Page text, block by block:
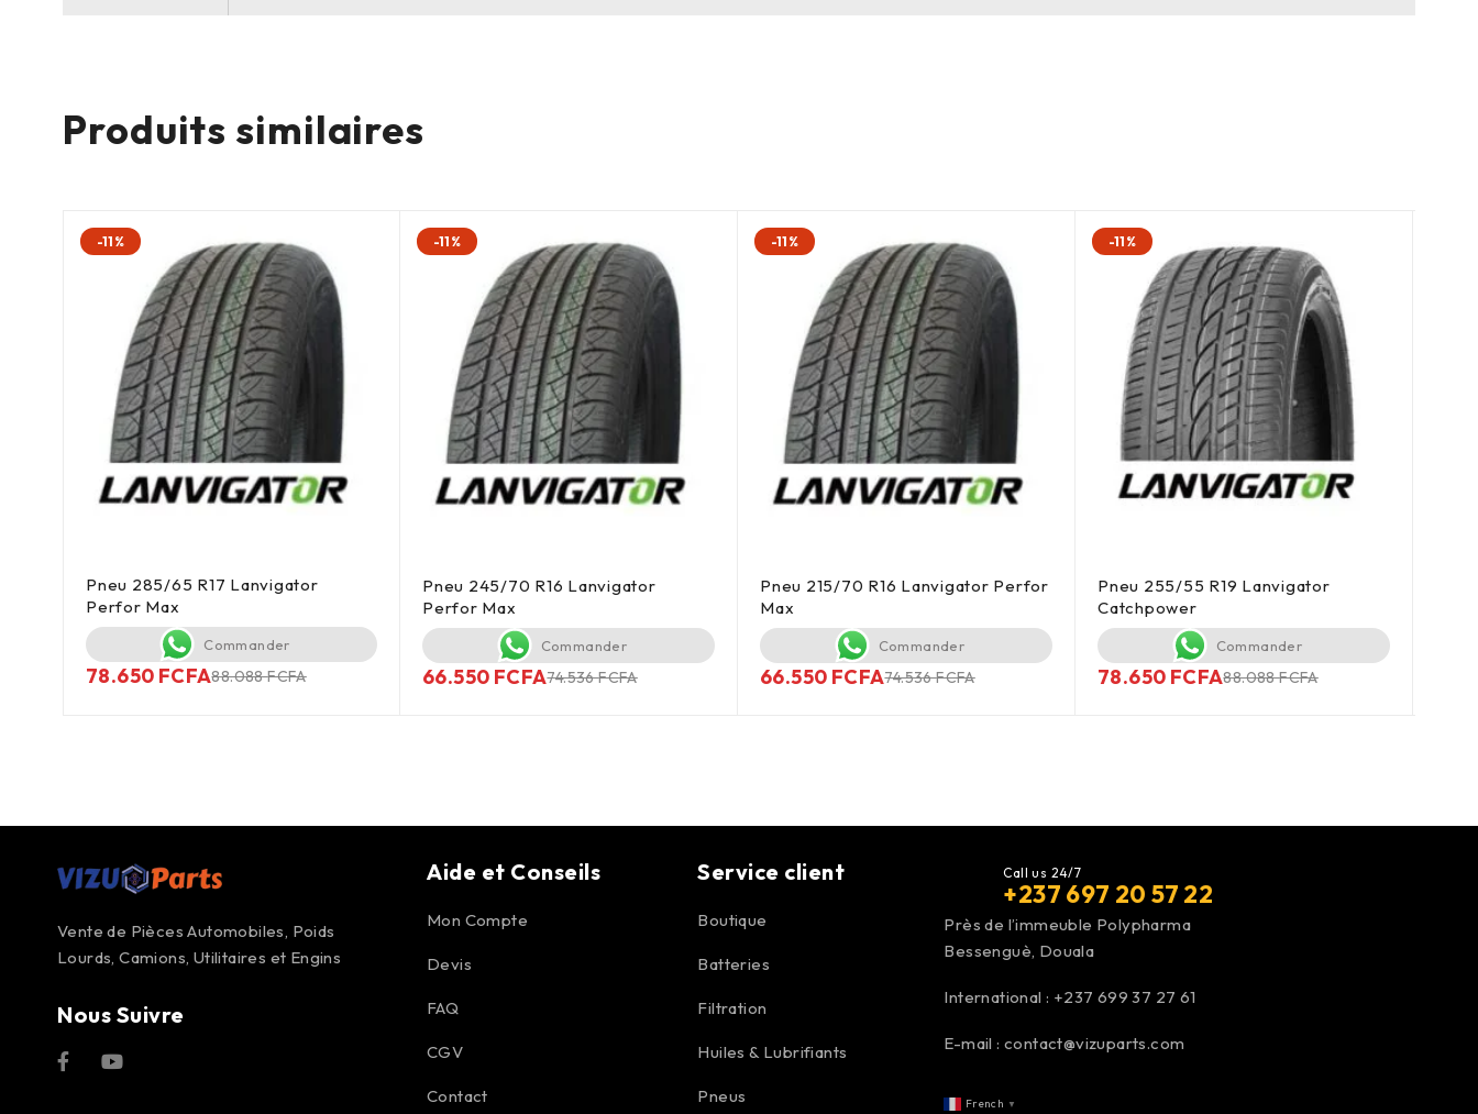
Produits similaires
-11%
Pneu 285/65 R17 Lanvigator
Perfor Max
Commander
88.088FCFA
78.650 FCFA
-11%
Pneu 245/70 R16 Lanvigator
Perfor Max
Commander
74.536FCFA
66.550 FCFA
-11%
Pneu 215/70 R16 Lanvigator Perfor
Max
Commander
74.536FCFA
66.550 FCFA
-11%
Pneu 255/55 R19 Lanvigator
Catchpower
Commander
88.088FCFA
78.650 FCFA
Vente de Pièces Automobiles, Poids
Lourds, Camions, Utilitaires et Engins
Nous Suivre
Aide et Conseils
Mon Compte
Devis
FAQ
CGV
Contact
Service client
Boutique
Batteries
Filtration
Huiles & Lubrifiants
Pneus
Call us 24/7
+237 697 20 57 22
Près de l’immeuble Polypharma
Bessenguè, Douala
International : +237 699 37 27 61
E-mail : contact@vizuparts.com
French ▼